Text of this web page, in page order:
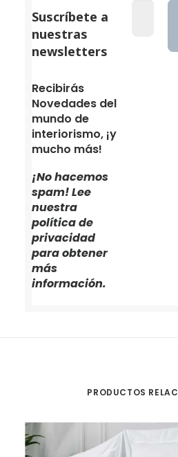
Suscríbete a
nuestras
newsletters
Recibirás
Novedades del
mundo de
interiorismo, ¡y
mucho más!
¡No hacemos
spam! Lee
nuestra
política de
privacidad
para obtener
más
información.
PRODUCTOS